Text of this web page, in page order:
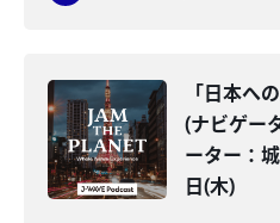
「日本へ
(ナビゲー
ーター：
日(木)